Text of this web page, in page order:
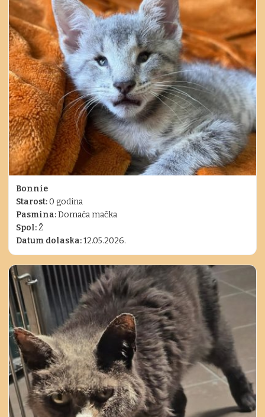
Bonnie
Starost:0 godina
Pasmina:Domaća mačka
Spol:Ž
Datum dolaska:12.05.2026.